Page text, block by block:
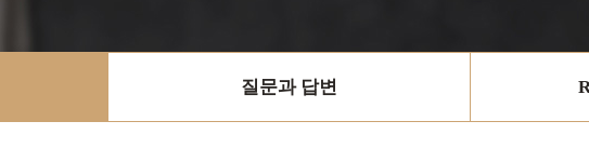
질문과 답변